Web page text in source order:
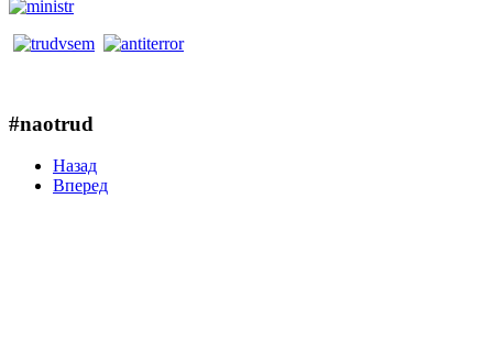
#naotrud
Назад
Вперед